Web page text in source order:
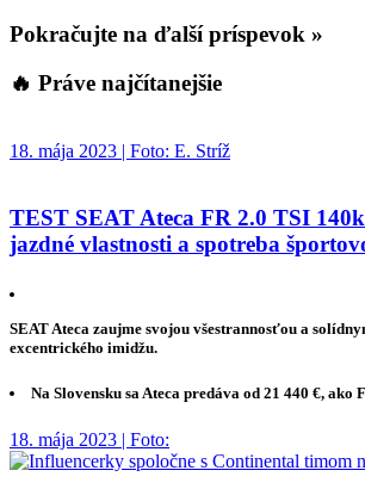
Pokračujte na ďalší príspevok »
🔥 Práve najčítanejšie
18. mája 2023 | Foto: E. Stríž
TEST SEAT Ateca FR 2.0 TSI
jazdné vlastnosti a spotreba
SEAT Ateca zaujme svojou všestrannosťou a
excentrického imidžu.
Na Slovensku sa Ateca predáva od 21 440 €, ako
18. mája 2023 | Foto: